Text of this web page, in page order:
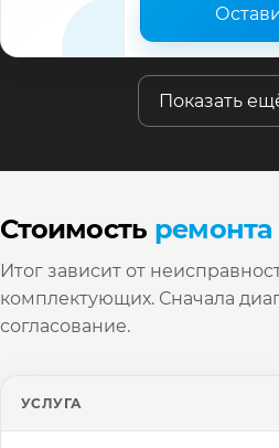
Показать
Стоимость ремонта
Итог зависит от
комплектующих. Сначала
согласование.
УСЛУГА